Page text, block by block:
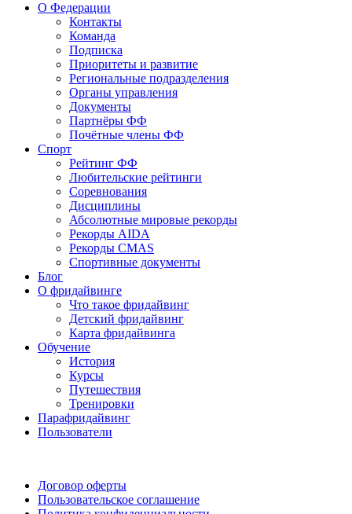
О Федерации
Контакты
Команда
Подписка
Приоритеты и развитие
Региональные подразделения
Органы управления
Документы
Партнёры ФФ
Почётные члены ФФ
Спорт
Рейтинг ФФ
Любительские рейтинги
Соревнования
Дисциплины
Абсолютные мировые рекорды
Рекорды AIDA
Рекорды CMAS
Спортивные документы
Блог
О фридайвинге
Что такое фридайвинг
Детский фридайвинг
Карта фридайвинга
Обучение
История
Курсы
Путешествия
Тренировки
Парафридайвинг
Пользователи
Договор оферты
Пользовательское соглашение